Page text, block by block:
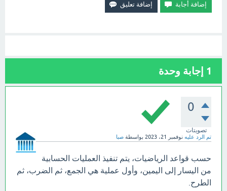
1 إجابة وحدة
0
تصويتات
تم الرد عليه نوفمبر 21، 2023 بواسطة صبا
حسب قواعد الرياضيات، يتم تنفيذ العمليات الحسابية
من اليسار إلى اليمين، وأول عملية هي الجمع، ثم الضرب، ثم
الطرح.